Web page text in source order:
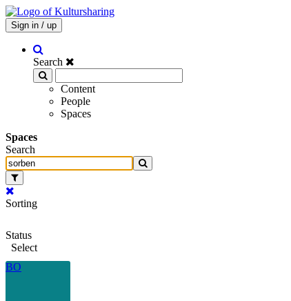
Sign in / up
Search
Content
People
Spaces
Spaces
Search
Sorting
Status
Select
BO